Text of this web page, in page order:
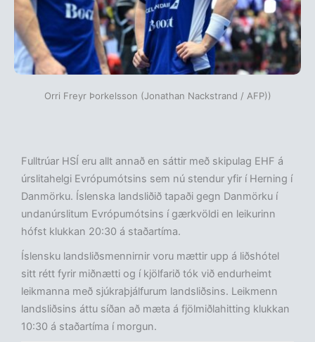
Orri Freyr Þorkelsson (Jonathan Nackstrand / AFP))
Fulltrúar HSÍ eru allt annað en sáttir með skipulag EHF á
úrslitahelgi Evrópumótsins sem nú stendur yfir í Herning í
Danmörku. Íslenska landsliðið tapaði gegn Danmörku í
undanúrslitum Evrópumótsins í gærkvöldi en leikurinn
hófst klukkan 20:30 á staðartíma.
Íslensku landsliðsmennirnir voru mættir upp á liðshótel
sitt rétt fyrir miðnætti og í kjölfarið tók við endurheimt
leikmanna með sjúkraþjálfurum landsliðsins. Leikmenn
landsliðsins áttu síðan að mæta á fjölmiðlahitting klukkan
10:30 á staðartíma í morgun.